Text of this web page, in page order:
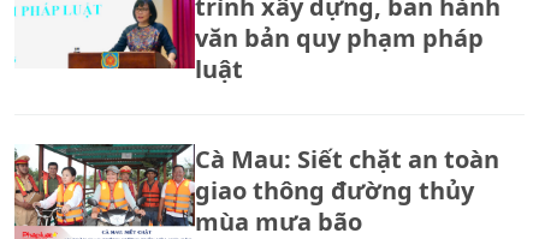
trình xây dựng, ban hành
văn bản quy phạm pháp
luật
Cà Mau: Siết chặt an toàn
giao thông đường thủy
mùa mưa bão